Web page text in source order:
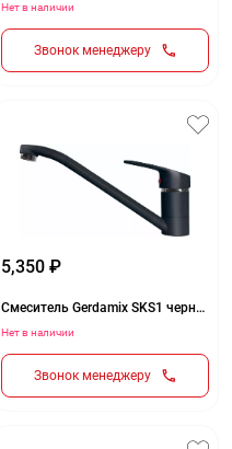
Нет в наличии
Звонок менеджеру
5,350 ₽
Смеситель Gerdamix SKS1 черный (GE-01)
Нет в наличии
Звонок менеджеру